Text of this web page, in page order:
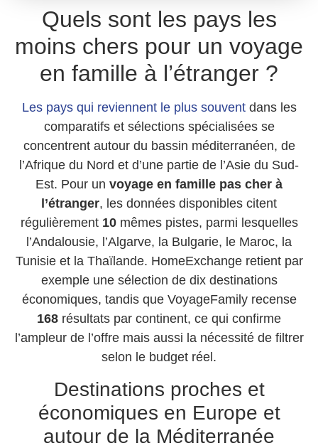
Quels sont les pays les
moins chers pour un voyage
en famille à l’étranger ?
Les pays qui reviennent le plus souventdans les
comparatifs et sélections spécialisées se
concentrent autour du bassin méditerranéen, de
l’Afrique du Nord et d’une partie de l’Asie du Sud-
Est. Pour un voyage en famille pas cher à
l’étranger, les données disponibles citent
régulièrement 10mêmes pistes, parmi lesquelles
l’Andalousie, l’Algarve, la Bulgarie, le Maroc, la
Tunisie et la Thaïlande. HomeExchange retient par
exemple une sélection de dix destinations
économiques, tandis que VoyageFamily recense
168 résultats par continent, ce qui confirme
l’ampleur de l’offre mais aussi la nécessité de filtrer
selon le budget réel.
Destinations proches et
économiques en Europe et
autour de la Méditerranée